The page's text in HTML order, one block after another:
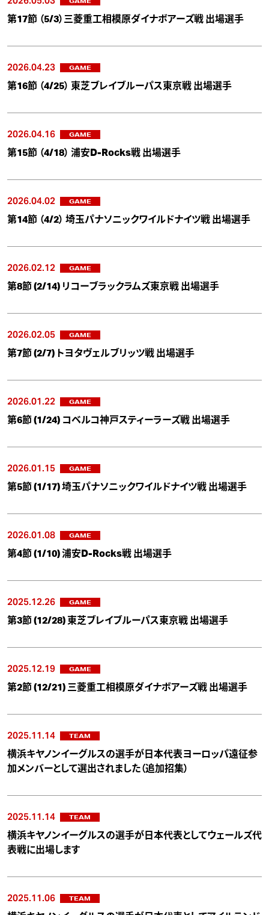
第17節 （5/3）三菱重工相模原ダイナボアーズ戦 出場選手
2026.04.23 GAME
第16節 （4/25） 東芝ブレイブルーパス東京戦 出場選手
2026.04.16 GAME
第15節 （4/18） 浦安D-Rocks戦 出場選手
2026.04.02 GAME
第14節 （4/2） 埼玉パナソニックワイルドナイツ戦 出場選手
2026.02.12 GAME
第8節 (2/14) リコーブラックラムズ東京戦 出場選手
2026.02.05 GAME
第7節 (2/7) トヨタヴェルブリッツ戦 出場選手
2026.01.22 GAME
第6節 (1/24) コベルコ神戸スティーラーズ戦 出場選手
2026.01.15 GAME
第5節 (1/17) 埼玉パナソニックワイルドナイツ戦 出場選手
2026.01.08 GAME
第4節 (1/10) 浦安D-Rocks戦 出場選手
2025.12.26 GAME
第3節 (12/28) 東芝ブレイブルーパス東京戦 出場選手
2025.12.19 GAME
第2節 (12/21) 三菱重工相模原ダイナボアーズ戦 出場選手
2025.11.14 TEAM
横浜キヤノンイーグルスの選手が日本代表ヨーロッパ遠征参
加メンバーとして選出されました（追加招集）
2025.11.14 TEAM
横浜キヤノンイーグルスの選手が日本代表としてウェールズ代
表戦に出場します
2025.11.06 TEAM